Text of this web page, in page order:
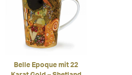
Belle Epoque mit 22